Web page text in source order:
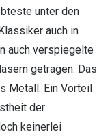
unter den
auch in
auch verspiegelte
getragen. Das
Metall. Ein Vorteil
der
keinerlei